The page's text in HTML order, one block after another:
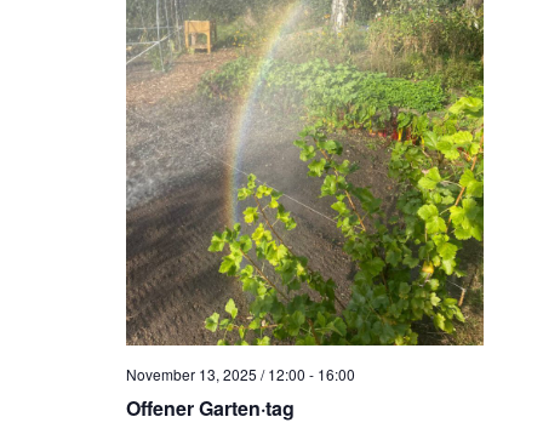
Offener Garten·tag
November 13, 2025 / 12:00 - 16:00